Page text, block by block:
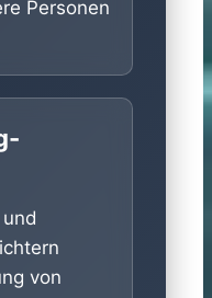
Personen
von